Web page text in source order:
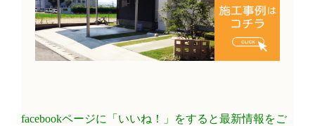
facebookページに「いいね！」をすると最新情報をご